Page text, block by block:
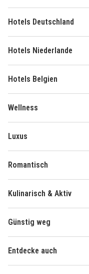
Hotels Deutschland
Hotels Niederlande
Hotels Belgien
Wellness
Luxus
Romantisch
Kulinarisch & Aktiv
Günstig weg
Entdecke auch